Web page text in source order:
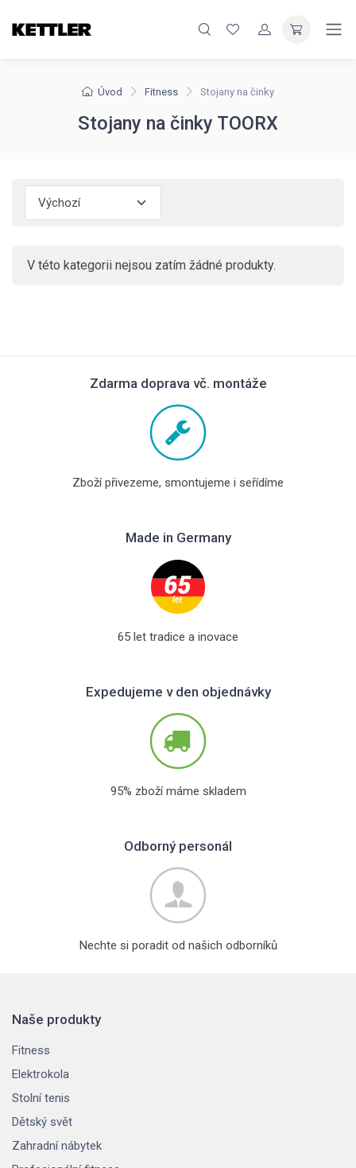
Úvod Fitness Stojany na činky
Stojany na činky TOORX
V této kategorii nejsou zatím žádné produkty.
Zdarma doprava vč. montáže
Zboží přivezeme, smontujeme i seřídíme
Made in Germany
65 let tradice a inovace
Expedujeme v den objednávky
95% zboží máme skladem
Odborný personál
Nechte si poradit od našich odborníků
Naše produkty
Fitness
Elektrokola
Stolní tenis
Dětský svět
Zahradní nábytek